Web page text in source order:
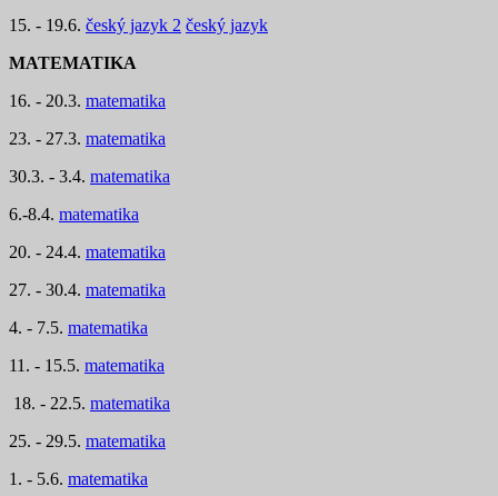
15. - 19.6. český jazyk 2 český jazyk
MATEMATIKA
16. - 20.3. matematika
23. - 27.3. matematika
30.3. - 3.4. matematika
6.-8.4. matematika
20. - 24.4. matematika
27. - 30.4. matematika
4. - 7.5. matematika
11. - 15.5. matematika
18. - 22.5. matematika
25. - 29.5. matematika
1. - 5.6. matematika